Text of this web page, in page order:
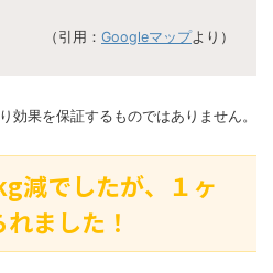
（引用： Googleマップより）
効果を保証するものではありません。
減でしたが、１ヶ
ました！